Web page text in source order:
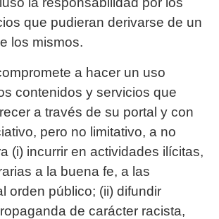
que pudieran derivarse de un
los mismos.
a hacer un uso
contenidos y servicios que
a través de su portal y con
pero no limitativo, a no
(i) incurrir en actividades ilícitas,
a la buena fe, a las
orden público; (ii) difundir
de carácter racista,